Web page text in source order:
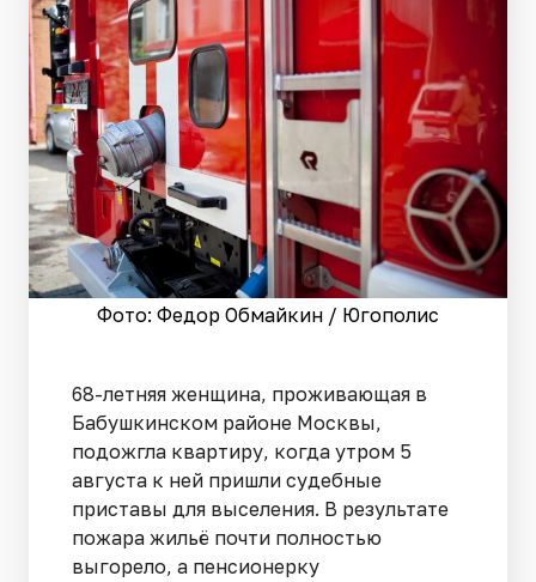
Фото: Федор Обмайкин / Югополис
68-летняя женщина, проживающая в
Бабушкинском районе Москвы,
подожгла квартиру, когда утром 5
августа к ней пришли судебные
приставы для выселения. В результате
пожара жильё почти полностью
выгорело, а пенсионерку